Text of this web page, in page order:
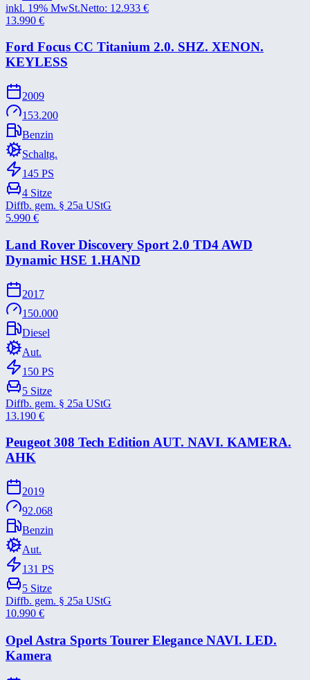
inkl. 19% MwSt.Netto: 12.933 €
13.990 €
Ford Focus CC Titanium 2.0. SHZ. XENON.
KEYLESS
2009
153.200
Benzin
Schaltg.
145 PS
4 Sitze
Diffb. gem. § 25a UStG
5.990 €
Land Rover Discovery Sport 2.0 TD4 AWD
Dynamic HSE 1.HAND
2017
150.000
Diesel
Aut.
150 PS
5 Sitze
Diffb. gem. § 25a UStG
13.190 €
Peugeot 308 Tech Edition AUT. NAVI. KAMERA.
AHK
2019
92.068
Benzin
Aut.
131 PS
5 Sitze
Diffb. gem. § 25a UStG
10.990 €
Opel Astra Sports Tourer Elegance NAVI. LED.
Kamera